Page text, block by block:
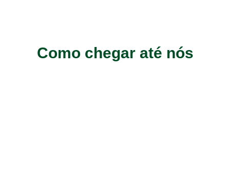
Como chegar até nós